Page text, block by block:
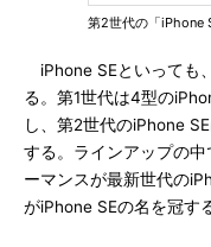
第2世代の「iPhone
iPhone SEといっても
る。第1世代は4型の
し、第2世代のiPhone
する。ラインアップの
ーマンスが最新世代の
がiPhone SEの名を冠す